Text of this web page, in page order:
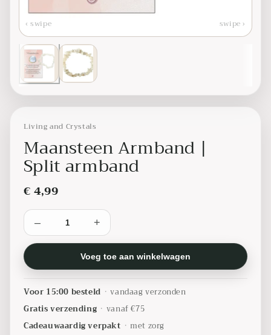
‹ swipe swipe ›
Living and Crystals
Maansteen Armband |
Split armband
€ 4,99
– +
Voeg toe aan winkelwagen
Voor 15:00 besteld • vandaag verzonden
Gratis verzending • vanaf €75
Cadeauwaardig verpakt • met zorg